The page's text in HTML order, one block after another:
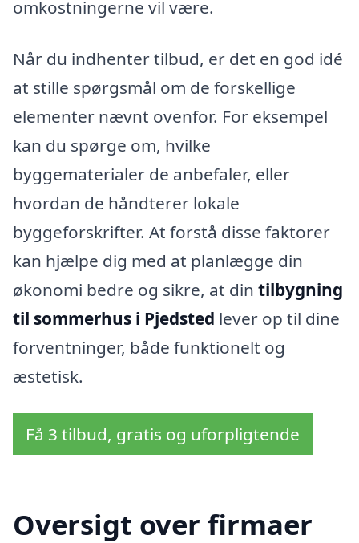
omkostningerne vil være.
Når du indhenter tilbud, er det en god idé
at stille spørgsmål om de forskellige
elementer nævnt ovenfor. For eksempel
kan du spørge om, hvilke
byggematerialer de anbefaler, eller
hvordan de håndterer lokale
byggeforskrifter. At forstå disse faktorer
kan hjælpe dig med at planlægge din
økonomi bedre og sikre, at din tilbygning
til sommerhus i Pjedsted lever op til dine
forventninger, både funktionelt og
æstetisk.
Få 3 tilbud, gratis og uforpligtende
Oversigt over firmaer